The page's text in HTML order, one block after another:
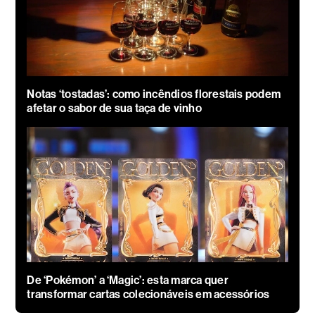
Notas ‘tostadas’: como incêndios florestais podem
afetar o sabor de sua taça de vinho
De ‘Pokémon’ a ‘Magic’: esta marca quer
transformar cartas colecionáveis em acessórios